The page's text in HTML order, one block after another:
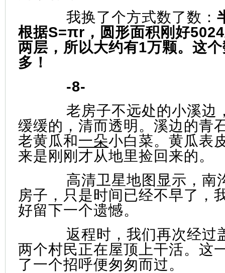
我换了个方式数了数：
根据S=πr，圆形面积刚好
两层，所以大约有1万颗。这
多！
-8-
老房子不远处的小溪边
缓缓的，清而透明。溪边的青
老黄瓜和一朵小白菜。黄瓜表
来是刚刚才从地里捡回来的。
高清卫星地图显示，南
房子，只是时间已经不早了，
好留下一个遗憾。
返程时，我们再次经过
两个村民正在屋顶上干活。这
了一个招呼便匆匆而过。